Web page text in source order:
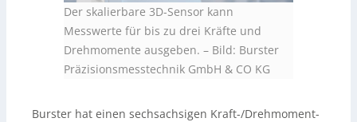
Der skalierbare 3D-Sensor kann
Messwerte für bis zu drei Kräfte und
Drehmomente ausgeben. – Bild: Burster
Präzisionsmesstechnik GmbH & CO KG
Burster hat einen sechsachsigen Kraft-/Drehmoment-